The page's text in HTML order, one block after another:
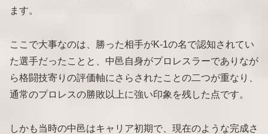
ます。
ここで大事なのは、勝った相手がK-1の名で認知されてい
た選手だったことと、中邑自身がプロレスラーでありなが
ら格闘技寄りの評価軸にさらされたことの二つが重なり、
通常のプロレスの勝敗以上に強い印象を残した点です。
しかも当時の中邑はキャリア初期で、現在のような完成さ